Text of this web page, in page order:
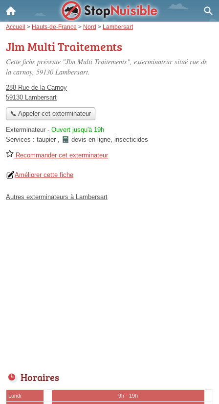
Accueil > Hauts-de-France > Nord > Lambersart
Jlm Multi Traitements
Cette fiche présente "Jlm Multi Traitements", exterminateur situé rue de
la carnoy, 59130 Lambersart.
288 Rue de la Carnoy
59130 Lambersart
📞 Appeler cet exterminateur
Exterminateur - Ouvert jusqu'à 19h
Services : taupier , devis en ligne, insecticides
Recommander cet exterminateur
Améliorer cette fiche
Autres exterminateurs à Lambersart
Horaires
Lundi
9h - 19h